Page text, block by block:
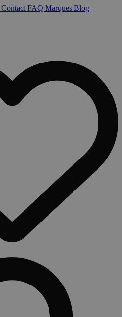
Contact FAQ Marques Blog